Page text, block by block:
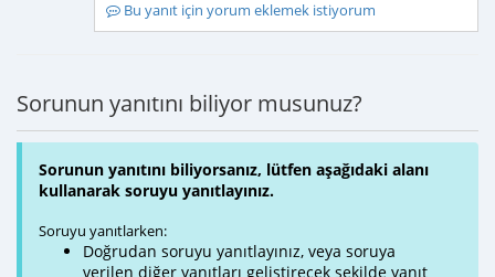
Bu yanıt için yorum eklemek istiyorum
Sorunun yanıtını biliyor musunuz?
Sorunun yanıtını biliyorsanız, lütfen aşağıdaki alanı
kullanarak soruyu yanıtlayınız.
Soruyu yanıtlarken:
Doğrudan soruyu yanıtlayınız, veya soruya
verilen diğer yanıtları geliştirecek şekilde yanıt